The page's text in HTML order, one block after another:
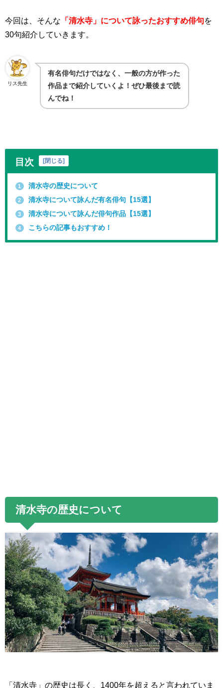
今回は、そんな 「清水寺」について詠ったおすすめ俳句を
30句紹介していきます。
リス先生
有名俳句だけではなく、一般の方が作った
作品まで紹介していくよ！ぜひ最後まで読
んでね！
目次 閉じる
1 清水寺の歴史について
2 清水寺について詠んだ有名俳句【15選】
3 清水寺について詠んだ俳句作品【15選】
4 こちらの記事もおすすめ！
清水寺の歴史について
「清水寺」の歴史は長く、 1400年を超えると言われていま